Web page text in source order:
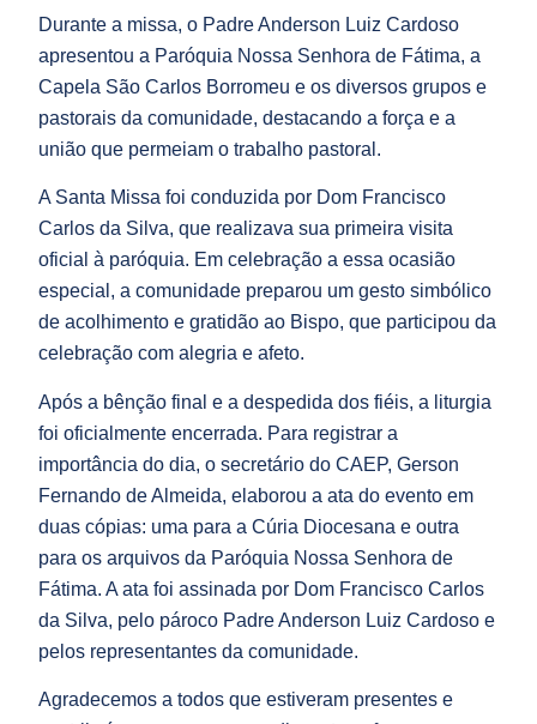
Durante a missa, o Padre Anderson Luiz Cardoso
apresentou a Paróquia Nossa Senhora de Fátima, a
Capela São Carlos Borromeu e os diversos grupos e
pastorais da comunidade, destacando a força e a
união que permeiam o trabalho pastoral.
A Santa Missa foi conduzida por Dom Francisco
Carlos da Silva, que realizava sua primeira visita
oficial à paróquia. Em celebração a essa ocasião
especial, a comunidade preparou um gesto simbólico
de acolhimento e gratidão ao Bispo, que participou da
celebração com alegria e afeto.
Após a bênção final e a despedida dos fiéis, a liturgia
foi oficialmente encerrada. Para registrar a
importância do dia, o secretário do CAEP, Gerson
Fernando de Almeida, elaborou a ata do evento em
duas cópias: uma para a Cúria Diocesana e outra
para os arquivos da Paróquia Nossa Senhora de
Fátima. A ata foi assinada por Dom Francisco Carlos
da Silva, pelo pároco Padre Anderson Luiz Cardoso e
pelos representantes da comunidade.
Agradecemos a todos que estiveram presentes e